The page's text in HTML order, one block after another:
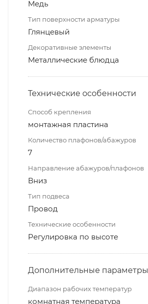
Медь
Тип поверхности арматуры
Глянцевый
Декоративные элементы
Металлические блюдца
Технические особенности
Способ крепления
монтажная пластина
Количество плафонов/абажуров
7
Направление абажуров/плафонов
Вниз
Тип подвеса
Провод
Технические особенности
Регулировка по высоте
Дополнительные параметры
Диапазон рабочих температур
комнатная температура